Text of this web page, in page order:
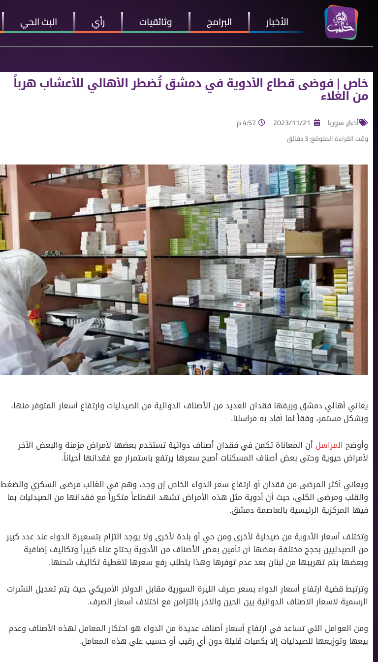
الأخبار البرامج وثائقيات رأي البث الحي
خاص | فوضى قطاع اﻷدوية في دمشق تُضطر اﻷهالي للأعشاب هرباً
من الغلاء
أخبار,سوريا 2023/11/21 4:57 م
وقت القراءة المتوقع:3دقائق
يعاني أهالي دمشق وريفها فقدان العديد من الأصناف الدوائية من الصيدليات وارتفاع أسعار المتوفر منها،
وبشكل مستمر، وفقاً لما أفاد به مراسلنا.
وأوضح المراسل أن المعاناة تكمن في فقدان أصناف دوائية تستخدم بعضها ﻷمراض مزمنة والبعض الآخر
لأمراض حيوية وحتى بعض أصناف المسكنات أصبح سعرها يرتفع باستمرار مع فقدانها أحياناً.
ويعاني أكثر المرضى من فقدان أو ارتفاع سعر الدواء الخاص إن وجد، وهم في الغالب مرضى السكري والضغط
والقلب ومرضى الكلى، حيث أن أدوية مثل هذه اﻷمراض تشهد انقطاعاً متكرراً مع فقدانها من الصيدليات بما
فيها المركزية الرئيسية بالعاصمة دمشق.
وتختلف أسعار الأدوية من صيدلية لأخرى ومن حي أو بلدة لأخرى ولا يوجد التزام بتسعيرة الدواء عند عدد كبير
من الصيدليين بحجج مختلفة بعضها أن تأمين بعض الأصناف من الأدوية يحتاج عناءً كبيراً وتكاليف إضافية
وبعضها يتم تهريبها من لبنان بعد عدم توفرها وهذا يتطلب رفع سعرها لتغطية تكاليف شحنها.
وترتبط قضية ارتفاع أسعار الدواء بسعر صرف الليرة السورية مقابل الدولار اﻷمريكي حيث يتم تعديل النشرات
الرسمية لاسعار الاصناف الدوائية بين الحين والاخر بالتزامن مع اختلاف أسعار الصرف.
ومن العوامل التي تساعد في ارتفاع أسعار أصناف عديدة من الدواء هو احتكار المعامل لهذه الأصناف وعدم
بيعها وتوزيعها للصيدليات إلا بكميات قليلة دون أي رقيب أو حسيب على هذه المعامل.